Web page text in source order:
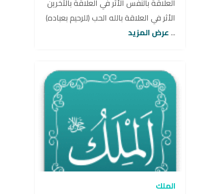
العلاقة بالنفس الأثر في العلاقة بالآخرين
الأثر في العلاقة بالله الحب (للرحيم بعباده)
...عرض المزيد
الملك